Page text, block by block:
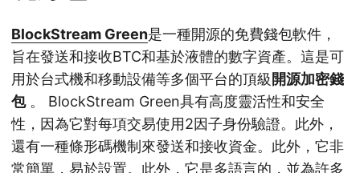
BlockStream Green是一種開源的免費錢包軟件，
旨在發送和接收BTC和基於液體的數字資產。這是可
用於台式機和移動設備等多個平台的頂級開源加密錢
包。 BlockStream Green具有高度靈活性和安全
性，因為它對每項交易使用2因子身份驗證。此外，
還有一種條形碼機制來發送和接收資金。此外，它非
常簡單，易於設置。此外，它是多語言的，並為許多